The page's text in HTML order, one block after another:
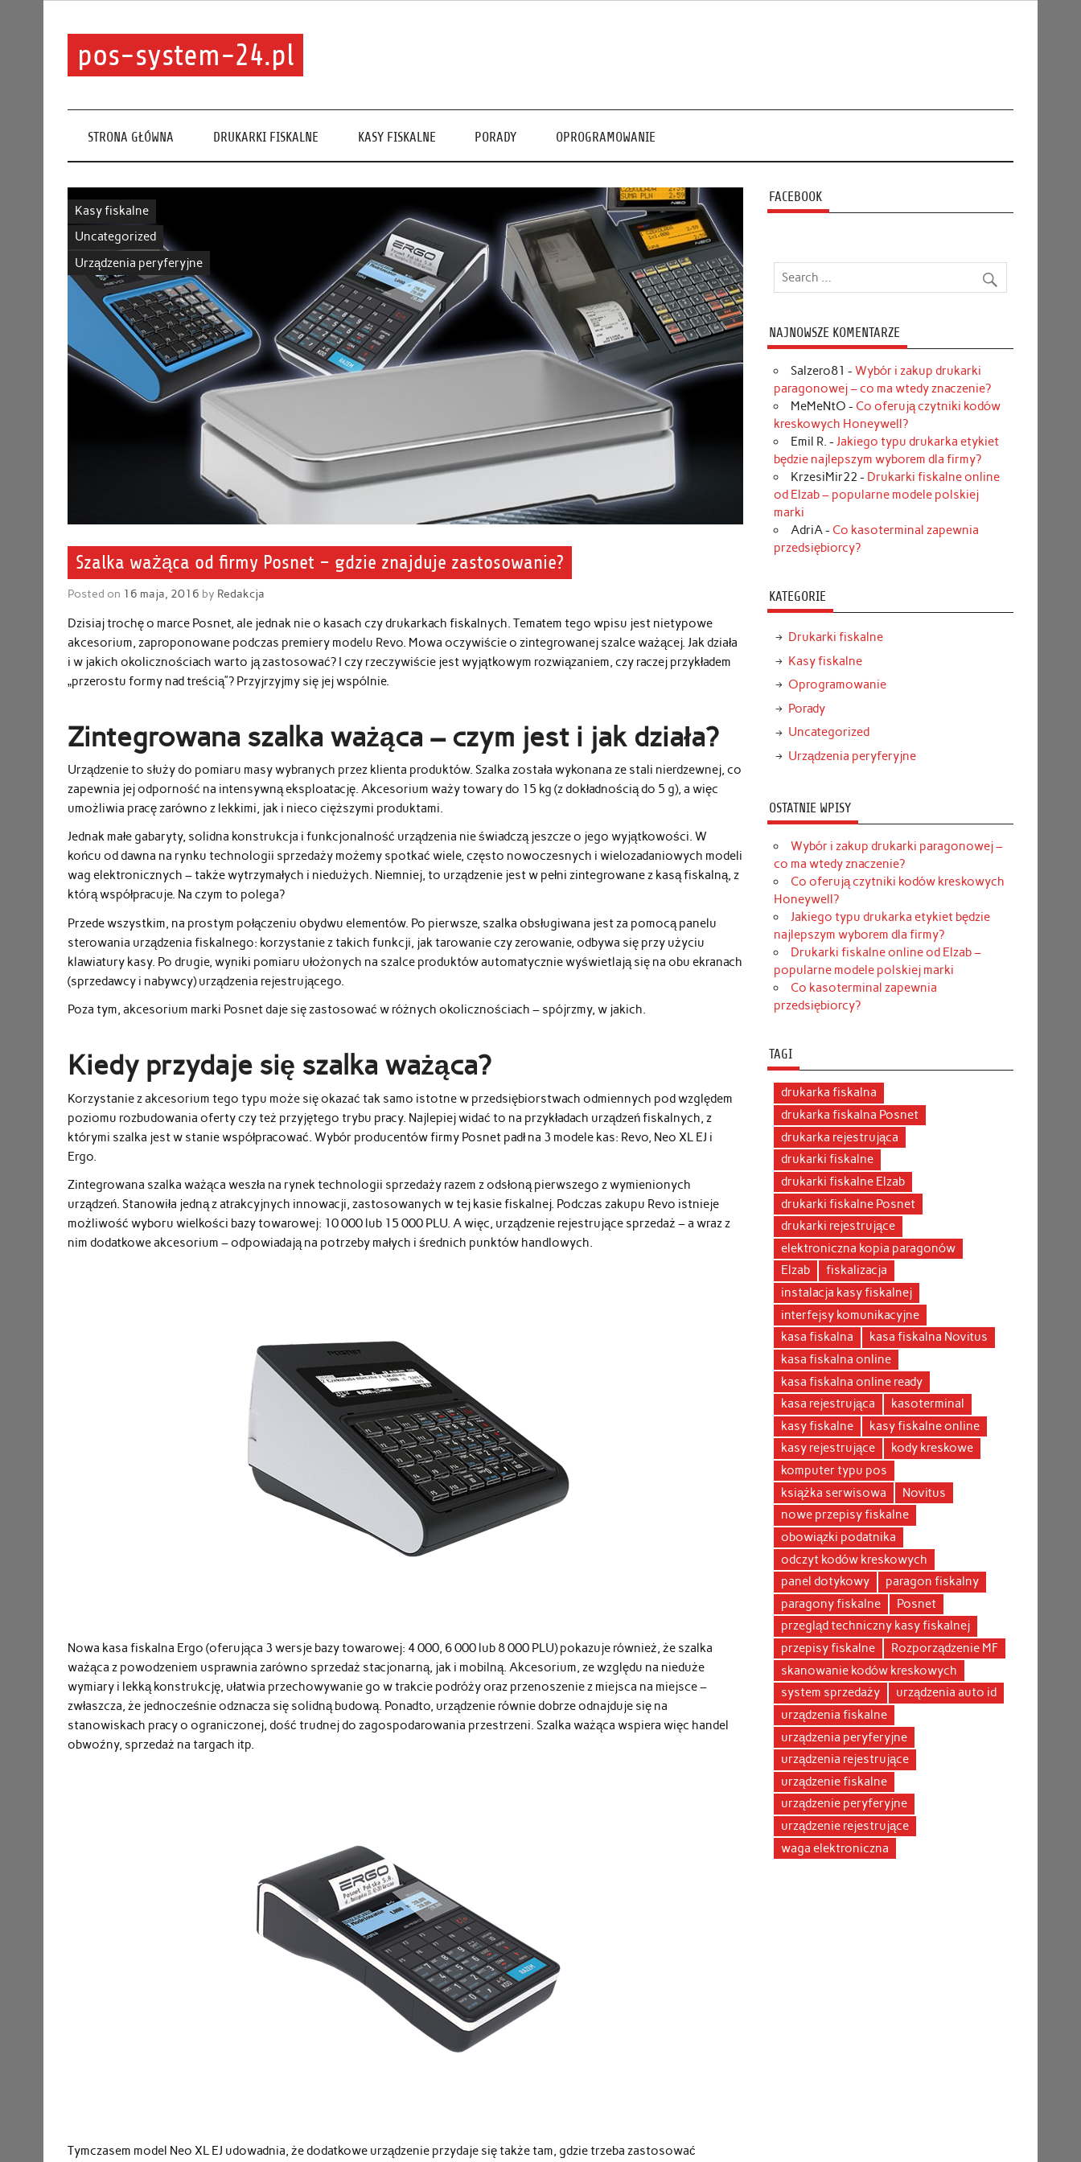
pos-system-24.pl
STRONA GŁÓWNA DRUKARKI FISKALNE KASY FISKALNE PORADY OPROGRAMOWANIE
Kasy fiskalne
Uncategorized
Urządzenia peryferyjne
Szalka ważąca od firmy Posnet – gdzie znajduje zastosowanie?
Posted on 16 maja, 2016 by Redakcja
Dzisiaj trochę o marce Posnet, ale jednak nie o kasach czy drukarkach fiskalnych. Tematem tego wpisu jest nietypowe
akcesorium, zaproponowane podczas premiery modelu Revo. Mowa oczywiście o zintegrowanej szalce ważącej. Jak działa
i w jakich okolicznościach warto ją zastosować? I czy rzeczywiście jest wyjątkowym rozwiązaniem, czy raczej przykładem
„przerostu formy nad treścią”? Przyjrzyjmy się jej wspólnie.
Zintegrowana szalka ważąca – czym jest i jak działa?
Urządzenie to służy do pomiaru masy wybranych przez klienta produktów. Szalka została wykonana ze stali nierdzewnej, co
zapewnia jej odporność na intensywną eksploatację. Akcesorium waży towary do 15 kg (z dokładnością do 5 g), a więc
umożliwia pracę zarówno z lekkimi, jak i nieco cięższymi produktami.
Jednak małe gabaryty, solidna konstrukcja i funkcjonalność urządzenia nie świadczą jeszcze o jego wyjątkowości. W
końcu od dawna na rynku technologii sprzedaży możemy spotkać wiele, często nowoczesnych i wielozadaniowych modeli
wag elektronicznych – także wytrzymałych i niedużych. Niemniej, to urządzenie jest w pełni zintegrowane z kasą fiskalną, z
którą współpracuje. Na czym to polega?
Przede wszystkim, na prostym połączeniu obydwu elementów. Po pierwsze, szalka obsługiwana jest za pomocą panelu
sterowania urządzenia fiskalnego: korzystanie z takich funkcji, jak tarowanie czy zerowanie, odbywa się przy użyciu
klawiatury kasy. Po drugie, wyniki pomiaru ułożonych na szalce produktów automatycznie wyświetlają się na obu ekranach
(sprzedawcy i nabywcy) urządzenia rejestrującego.
Poza tym, akcesorium marki Posnet daje się zastosować w różnych okolicznościach – spójrzmy, w jakich.
Kiedy przydaje się szalka ważąca?
Korzystanie z akcesorium tego typu może się okazać tak samo istotne w przedsiębiorstwach odmiennych pod względem
poziomu rozbudowania oferty czy też przyjętego trybu pracy. Najlepiej widać to na przykładach urządzeń fiskalnych, z
którymi szalka jest w stanie współpracować. Wybór producentów firmy Posnet padł na 3 modele kas: Revo, Neo XL EJ i
Ergo.
Zintegrowana szalka ważąca weszła na rynek technologii sprzedaży razem z odsłoną pierwszego z wymienionych
urządzeń. Stanowiła jedną z atrakcyjnych innowacji, zastosowanych w tej kasie fiskalnej. Podczas zakupu Revo istnieje
możliwość wyboru wielkości bazy towarowej: 10 000 lub 15 000 PLU. A więc, urządzenie rejestrujące sprzedaż – a wraz z
nim dodatkowe akcesorium – odpowiadają na potrzeby małych i średnich punktów handlowych.
Nowa kasa fiskalna Ergo (oferująca 3 wersje bazy towarowej: 4 000, 6 000 lub 8 000 PLU) pokazuje również, że szalka
ważąca z powodzeniem usprawnia zarówno sprzedaż stacjonarną, jak i mobilną. Akcesorium, ze względu na nieduże
wymiary i lekką konstrukcję, ułatwia przechowywanie go w trakcie podróży oraz przenoszenie z miejsca na miejsce –
zwłaszcza, że jednocześnie odznacza się solidną budową. Ponadto, urządzenie równie dobrze odnajduje się na
stanowiskach pracy o ograniczonej, dość trudnej do zagospodarowania przestrzeni. Szalka ważąca wspiera więc handel
obwoźny, sprzedaż na targach itp.
Tymczasem model Neo XL EJ udowadnia, że dodatkowe urządzenie przydaje się także tam, gdzie trzeba zastosować
FACEBOOK
NAJNOWSZE KOMENTARZE
Salzero81 - Wybór i zakup drukarki
paragonowej – co ma wtedy znaczenie?
MeMeNtO - Co oferują czytniki kodów
kreskowych Honeywell?
Emil R. - Jakiego typu drukarka etykiet
będzie najlepszym wyborem dla firmy?
KrzesiMir22 - Drukarki fiskalne online
od Elzab – popularne modele polskiej
marki
AdriA- Co kasoterminal zapewnia
przedsiębiorcy?
KATEGORIE
Drukarki fiskalne
Kasy fiskalne
Oprogramowanie
Porady
Uncategorized
Urządzenia peryferyjne
OSTATNIE WPISY
Wybór i zakup drukarki paragonowej –
co ma wtedy znaczenie?
Co oferują czytniki kodów kreskowych
Honeywell?
Jakiego typu drukarka etykiet będzie
najlepszym wyborem dla firmy?
Drukarki fiskalne online od Elzab –
popularne modele polskiej marki
Co kasoterminal zapewnia
przedsiębiorcy?
TAGI
drukarka fiskalna
drukarka fiskalna Posnet
drukarka rejestrująca
drukarki fiskalne
drukarki fiskalne Elzab
drukarki fiskalne Posnet
drukarki rejestrujące
elektroniczna kopia paragonów
Elzab
fiskalizacja
instalacja kasy fiskalnej
interfejsy komunikacyjne
kasa fiskalna
kasa fiskalna Novitus
kasa fiskalna online
kasa fiskalna online ready
kasa rejestrująca
kasoterminal
kasy fiskalne
kasy fiskalne online
kasy rejestrujące
kody kreskowe
komputer typu pos
książka serwisowa
Novitus
nowe przepisy fiskalne
obowiązki podatnika
odczyt kodów kreskowych
panel dotykowy
paragon fiskalny
paragony fiskalne
Posnet
przegląd techniczny kasy fiskalnej
przepisy fiskalne
Rozporządzenie MF
skanowanie kodów kreskowych
system sprzedaży
urządzenia auto id
urządzenia fiskalne
urządzenia peryferyjne
urządzenia rejestrujące
urządzenie fiskalne
urządzenie peryferyjne
urządzenie rejestrujące
waga elektroniczna